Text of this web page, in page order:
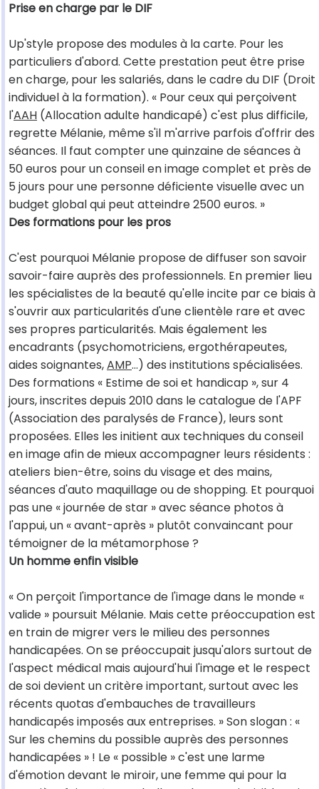
Prise en charge par le DIF
Up'style propose des modules à la carte. Pour les
particuliers d'abord. Cette prestation peut être prise
en charge, pour les salariés, dans le cadre du DIF (Droit
individuel à la formation). « Pour ceux qui perçoivent
l'AAH (Allocation adulte handicapé) c'est plus difficile,
regrette Mélanie, même s'il m'arrive parfois d'offrir des
séances. Il faut compter une quinzaine de séances à
50 euros pour un conseil en image complet et près de
5 jours pour une personne déficiente visuelle avec un
budget global qui peut atteindre 2500 euros. »
Des formations pour les pros
C'est pourquoi Mélanie propose de diffuser son savoir
savoir-faire auprès des professionnels. En premier lieu
les spécialistes de la beauté qu'elle incite par ce biais à
s'ouvrir aux particularités d'une clientèle rare et avec
ses propres particularités. Mais également les
encadrants (psychomotriciens, ergothérapeutes,
aides soignantes,AMP...) des institutions spécialisées.
Des formations « Estime de soi et handicap », sur 4
jours, inscrites depuis 2010 dans le catalogue de l'APF
(Association des paralysés de France), leurs sont
proposées. Elles les initient aux techniques du conseil
en image afin de mieux accompagner leurs résidents :
ateliers bien-être, soins du visage et des mains,
séances d'auto maquillage ou de shopping. Et pourquoi
pas une « journée de star » avec séance photos à
l'appui, un « avant-après » plutôt convaincant pour
témoigner de la métamorphose ?
Un homme enfin visible
« On perçoit l'importance de l'image dans le monde «
valide » poursuit Mélanie. Mais cette préoccupation est
en train de migrer vers le milieu des personnes
handicapées. On se préoccupait jusqu'alors surtout de
l'aspect médical mais aujourd'hui l'image et le respect
de soi devient un critère important, surtout avec les
récents quotas d'embauches de travailleurs
handicapés imposés aux entreprises. » Son slogan : «
Sur les chemins du possible auprès des personnes
handicapées » ! Le « possible » c'est une larme
d'émotion devant le miroir, une femme qui pour la